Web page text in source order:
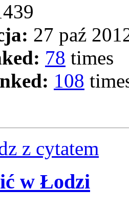
27 paź
78 times
108
z cytatem
w Łodzi